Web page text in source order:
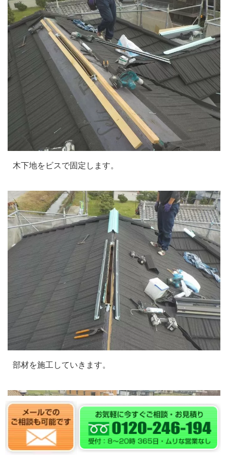
木下地をビスで固定します。
部材を施工していきます。